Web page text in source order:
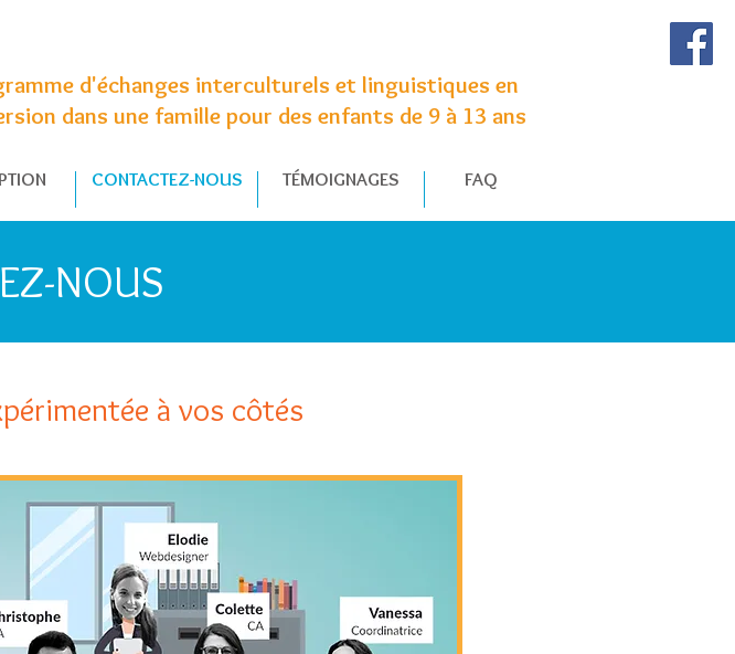
d'échanges interculturels et linguistiques en
dans une famille pour des enfants de 9 à 13 ans
FAQ
CONTACTEZ-NOUS TÉMOIGNAGES
NOUS
à vos côtés